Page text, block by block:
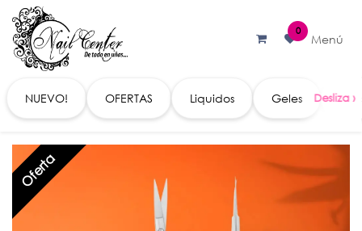
Ir al contenido
0
Menú
NUEVO! OFERTAS Liquidos Geles
Oferta